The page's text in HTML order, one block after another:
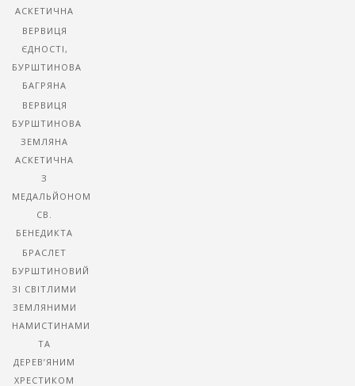
АСКЕТИЧНА
ВЕРВИЦЯ
ЄДНОСТІ,
БУРШТИНОВА
БАГРЯНА
ВЕРВИЦЯ
БУРШТИНОВА
ЗЕМЛЯНА
АСКЕТИЧНА
З
МЕДАЛЬЙОНОМ
СВ.
БЕНЕДИКТА
БРАСЛЕТ
БУРШТИНОВИЙ
ЗІ СВІТЛИМИ
ЗЕМЛЯНИМИ
НАМИСТИНАМИ
ТА
ДЕРЕВ’ЯНИМ
ХРЕСТИКОМ